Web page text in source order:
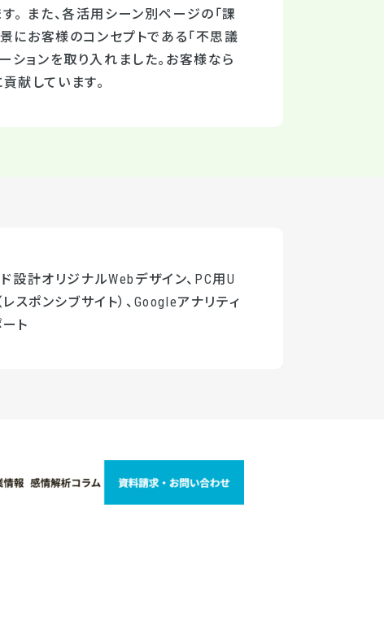
。 また、各活用シーン別ページの「課
にお客様のコンセプトである「不思議
ションを取り入れました。お客様なら
献しています。
設計オリジナルWebデザイン、PC用U
スポンシブサイト）、Googleアナリティ
ト